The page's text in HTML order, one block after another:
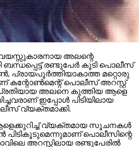
വയസ്സുകാരനായ അലന്റെ
രണ്ടുപേര്‍ കൂടി പൊലീസ്
പ്രായപൂര്‍ത്തിയാകാത്ത മറ്റൊരു
കന്റോണ്‍മെന്റ് പൊലീസ് അറസ്റ്റ്
അലനെ കുത്തിയ ആളെ
ഇപ്പോള്‍ പിടിയിലായ
വ്യക്തമാക്കി.
വ്യക്തമായ സൂചനകള്‍
പിടികൂടുമെന്നുമാണ് പൊലീസിന്റെ
അറസ്റ്റിലായ രണ്ടുപേരില്‍